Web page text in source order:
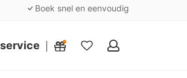
Boek snel en eenvoudig
Mijn